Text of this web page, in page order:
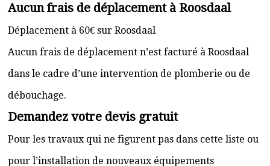
Aucun frais de déplacement à Roosdaal
Déplacement à 60€ sur Roosdaal
Aucun frais de déplacement n’est facturé à Roosdaal
dans le cadre d’une intervention de plomberie ou de
débouchage.
Demandez votre devis gratuit
Pour les travaux qui ne figurent pas dans cette liste ou
pour l’installation de nouveaux équipements